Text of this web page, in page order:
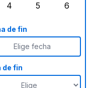
4
5
6
de fin
Elige fecha
de fin